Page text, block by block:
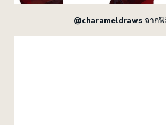
@charameldraws จาก